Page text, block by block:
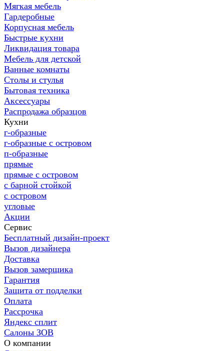
Мягкая мебель
Гардеробные
Корпусная мебель
Быстрые кухни
Ликвидация товара
Мебель для детской
Ванные комнаты
Столы и стулья
Бытовая техника
Аксессуары
Распродажа образцов
Кухни
г-образные
г-образные с островом
п-образные
прямые
прямые с островом
с барной стойкой
с островом
угловые
Акции
Сервис
Бесплатный дизайн-проект
Вызов дизайнера
Доставка
Вызов замерщика
Гарантия
Защита от подделки
Оплата
Рассрочка
Яндекс сплит
Салоны ЗОВ
О компании